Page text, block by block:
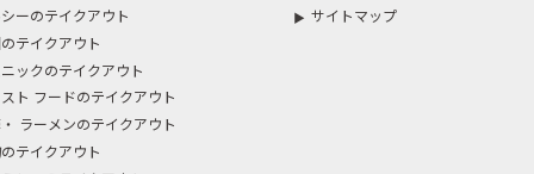
ーのテイクアウト
テイクアウト
ックのテイクアウト
ト フードのテイクアウト
ラーメンのテイクアウト
テイクアウト
サイトマップ